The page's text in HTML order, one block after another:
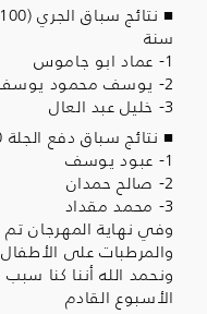
سنة
1- عماد ابو جاموس
2- يوسف محمود يوسف
3- خليل عبد العال
■ نتائج سباق دفع الجلة 10 لاعبين فئة ذكور
1- عبود يوسف
2- صالح حمدان
3- محمد مقداد
وفي نهاية المهرجان تم
والمرطبات على
ونحمد الله أننا كنا
الأسبوع القادم